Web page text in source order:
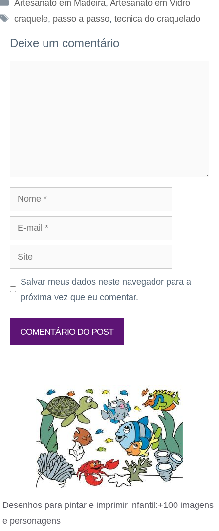
Artesanato em Madeira, Artesanato em Vidro
Tags
craquele, passo a passo, tecnica do craquelado
Deixe um comentário
Nome
mail
Site
Salvar meus dados neste navegador para a
próxima vez que eu comentar.
Desenhos para pintar e imprimir infantil:+100 imagens
e personagens